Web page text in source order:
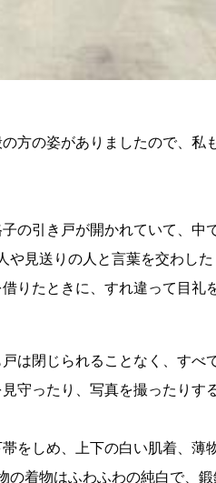
方の姿がありましたので、私
の引き戸が開かれていて、
や見送りの人と言葉を交わし
りたときに、すれ違って目礼
は閉じられることなく、す
守ったり、写真を撮ったりす
をしめ、上下の白い肌着、薄
の着物はふわふわの純白で、